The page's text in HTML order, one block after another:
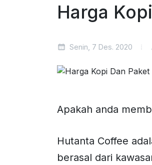
Harga
Senin, 7 Des. 2020
Apakah anda
Hutanta Coffee
berasal dari